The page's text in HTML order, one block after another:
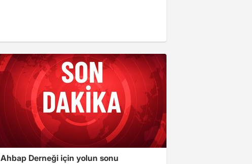
Ahbap Derneği için yolun sonu